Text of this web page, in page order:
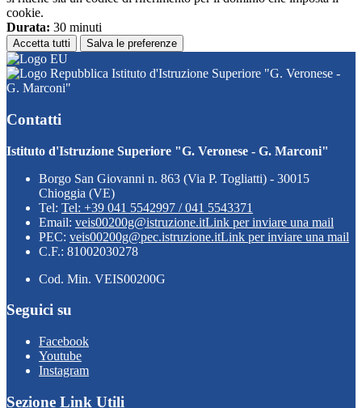
cookie.
Durata: 30 minuti
Accetta tutti Salva le preferenze
Istituto d'Istruzione Superiore "G. Veronese -
G. Marconi"
Contatti
Istituto d'Istruzione Superiore "G. Veronese - G. Marconi"
Borgo San Giovanni n. 863 (Via P. Togliatti) - 30015
Chioggia (VE)
Tel: Tel: +39 041 5542997 / 041 5543371
Email: veis00200g@istruzione.itLink per inviare una mail
PEC: veis00200g@pec.istruzione.itLink per inviare una mail
C.F.: 81002030278
Cod. Min. VEIS00200G
Seguici su
Facebook
Youtube
Instagram
Sezione Link Utili